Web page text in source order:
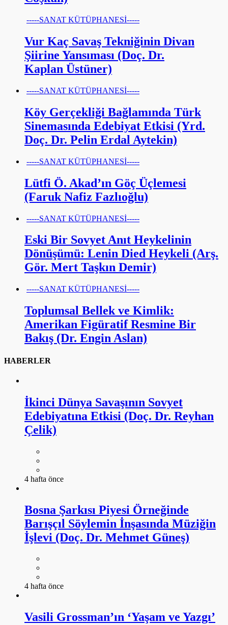
-----SANAT KÜTÜPHANESİ-----
Vur Kaç Savaş Tekniğinin Divan
Şiirine Yansıması (Doç. Dr.
Kaplan Üstüner)
-----SANAT KÜTÜPHANESİ-----
Köy Gerçekliği Bağlamında Türk
Sinemasında Edebiyat Etkisi (Yrd.
Doç. Dr. Pelin Erdal Aytekin)
-----SANAT KÜTÜPHANESİ-----
Lütfi Ö. Akad’ın Göç Üçlemesi
(Faruk Nafiz Fazlıoğlu)
-----SANAT KÜTÜPHANESİ-----
Eski Bir Sovyet Anıt Heykelinin
Dönüşümü: Lenin Died Heykeli (Arş.
Gör. Mert Taşkın Demir)
-----SANAT KÜTÜPHANESİ-----
Toplumsal Bellek ve Kimlik:
Amerikan Figüratif Resmine Bir
Bakış (Dr. Engin Aslan)
HABERLER
İkinci Dünya Savaşının Sovyet
Edebiyatına Etkisi (Doç. Dr. Reyhan
Çelik)
4 hafta önce
Bosna Şarkısı Piyesi Örneğinde
Barışçıl Söylemin İnşasında Müziğin
İşlevi (Doç. Dr. Mehmet Güneş)
4 hafta önce
Vasili Grossman’ın ‘Yaşam ve Yazgı’